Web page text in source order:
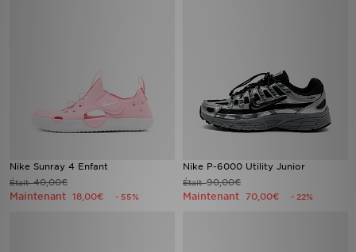
Nike Sunray 4 Enfant
Était40,00€
Maintenant 18,00€ - 55%
Nike P-6000 Utility Junior
Était90,00€
Maintenant 70,00€ - 22%